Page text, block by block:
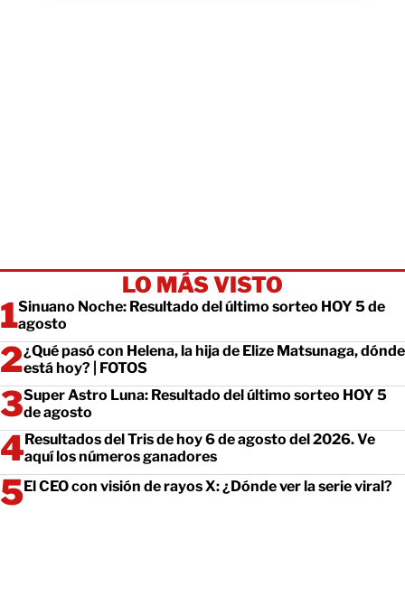
LO MÁS VISTO
Sinuano Noche: Resultado del último sorteo HOY 5 de
agosto
¿Qué pasó con Helena, la hija de Elize Matsunaga, dónde
está hoy? | FOTOS
Super Astro Luna: Resultado del último sorteo HOY 5
de agosto
Resultados del Tris de hoy 6 de agosto del 2026. Ve
aquí los números ganadores
El CEO con visión de rayos X: ¿Dónde ver la serie viral?